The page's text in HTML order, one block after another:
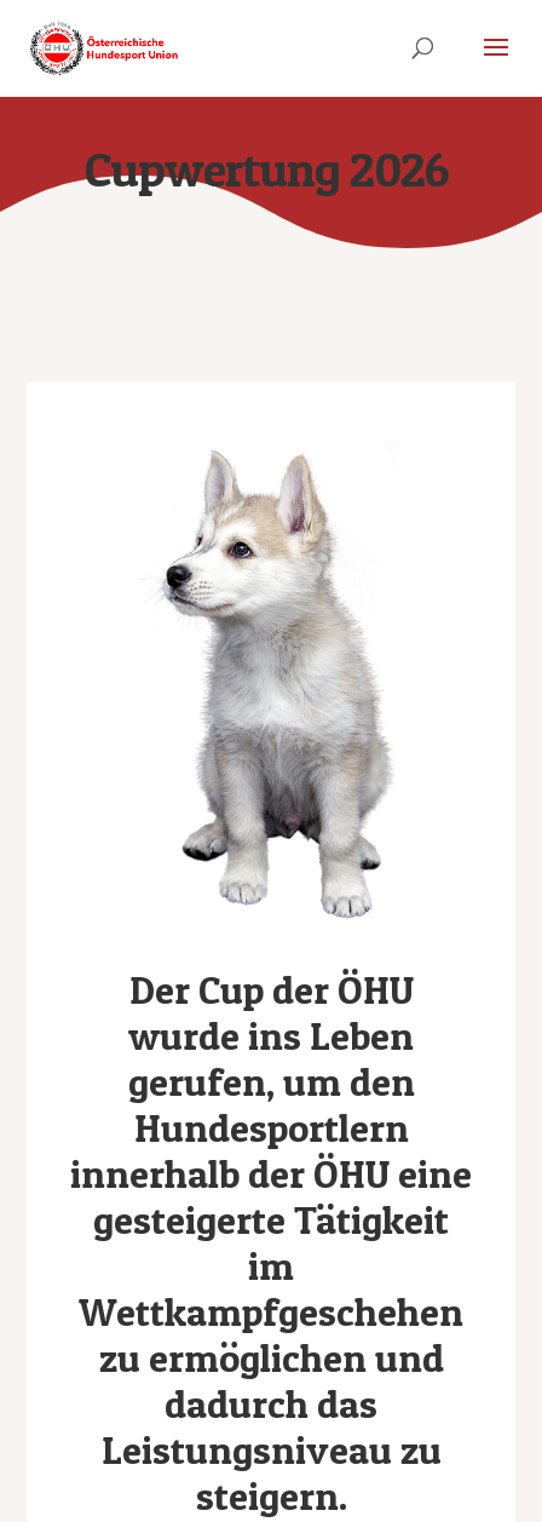
Cupwertung 2026
Der Cup der ÖHU
wurde ins Leben
gerufen, um den
Hundesportlern
innerhalb der ÖHU eine
gesteigerte Tätigkeit
im
Wettkampfgeschehen
zu ermöglichen und
dadurch das
Leistungsniveau zu
steigern.